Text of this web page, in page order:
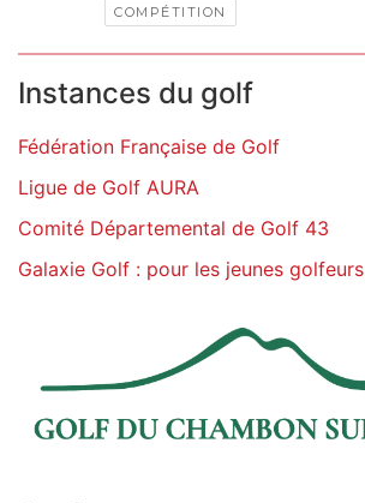
COMPÉTITION
Instances du golf
Fédération Française de Golf
Ligue de Golf AURA
Comité Départemental de Golf 43
Galaxie Golf : pour les jeunes golfeurs